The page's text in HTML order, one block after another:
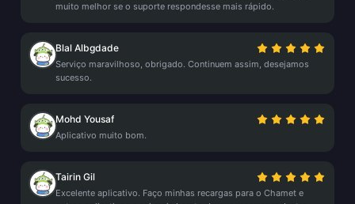
muito melhor se o suporte respondesse mais rápido.
Blal Albgdade
Serviço maravilhoso, obrigado. Continuem assim, desejamos
sucesso.
Mohd Yousaf
Aplicativo muito bom.
Tairin Gil
Excelente aplicativo. Faço minhas recargas para o Chamet e